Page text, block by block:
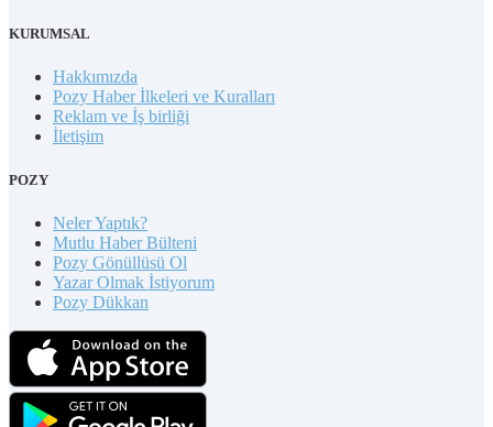
KURUMSAL
Hakkımızda
Pozy Haber İlkeleri ve Kuralları
Reklam ve İş birliği
İletişim
POZY
Neler Yaptık?
Mutlu Haber Bülteni
Pozy Gönüllüsü Ol
Yazar Olmak İstiyorum
Pozy Dükkan